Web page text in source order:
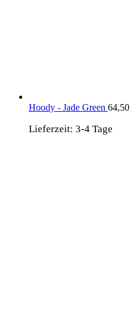
Hoody - Jade Green 64,50
Lieferzeit: 3-4 Tage